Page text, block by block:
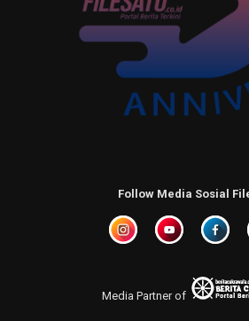
Follow Media Sosial
Media Partner of